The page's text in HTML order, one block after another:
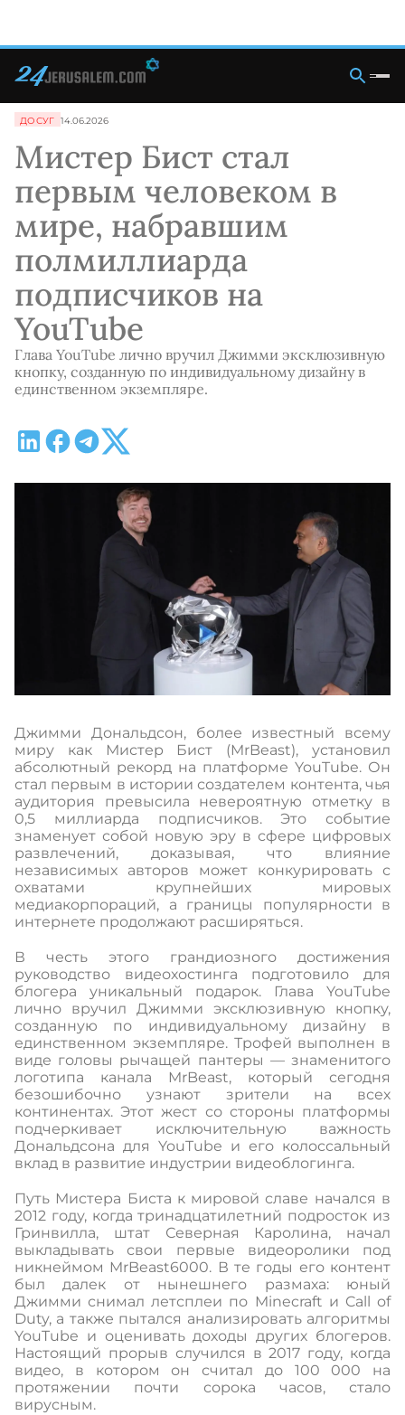
ДОСУГ 14.06.2026
Мистер Бист стал
первым человеком в
мире, набравшим
полмиллиарда
подписчиков на
YouTube
Глава YouTube лично вручил Джимми эксклюзивную
кнопку, созданную по индивидуальному дизайну в
единственном экземпляре.
Джимми Дональдсон, более известный всему
миру как Мистер Бист (MrBeast), установил
абсолютный рекорд на платформе YouTube. Он
стал первым в истории создателем контента, чья
аудитория превысила невероятную отметку в
0,5 миллиарда подписчиков. Это событие
знаменует собой новую эру в сфере цифровых
развлечений, доказывая, что влияние
независимых авторов может конкурировать с
охватами крупнейших мировых
медиакорпораций, а границы популярности в
интернете продолжают расширяться.
В честь этого грандиозного достижения
руководство видеохостинга подготовило для
блогера уникальный подарок. Глава YouTube
лично вручил Джимми эксклюзивную кнопку,
созданную по индивидуальному дизайну в
единственном экземпляре. Трофей выполнен в
виде головы рычащей пантеры — знаменитого
логотипа канала MrBeast, который сегодня
безошибочно узнают зрители на всех
континентах. Этот жест со стороны платформы
подчеркивает исключительную важность
Дональдсона для YouTube и его колоссальный
вклад в развитие индустрии видеоблогинга.
Путь Мистера Биста к мировой славе начался в
2012 году, когда тринадцатилетний подросток из
Гринвилла, штат Северная Каролина, начал
выкладывать свои первые видеоролики под
никнеймом MrBeast6000. В те годы его контент
был далек от нынешнего размаха: юный
Джимми снимал летсплеи по Minecraft и Call of
Duty, а также пытался анализировать алгоритмы
YouTube и оценивать доходы других блогеров.
Настоящий прорыв случился в 2017 году, когда
видео, в котором он считал до 100 000 на
протяжении почти сорока часов, стало
вирусным.